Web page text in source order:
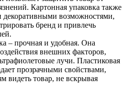
Картонная упаковка также
декоративными возможностями,
бренд и привлечь
– прочная и удобная. Она
внешних факторов,
лучи. Пластиковая
прозрачными свойствами,
видеть товар, не вскрывая